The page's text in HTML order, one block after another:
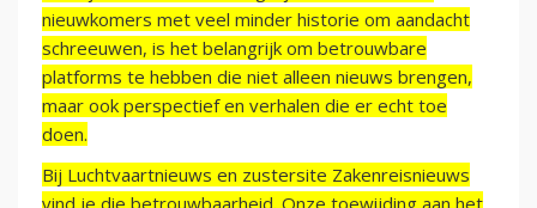
nieuwkomers met veel minder historie om aandacht
schreeuwen, is het belangrijk om betrouwbare
platforms te hebben die niet alleen nieuws brengen,
maar ook perspectief en verhalen die er echt toe
doen.
Bij Luchtvaartnieuws en zustersite Zakenreisnieuws